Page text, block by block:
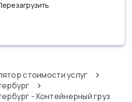
стоимости услуг
- Контейнерный груз